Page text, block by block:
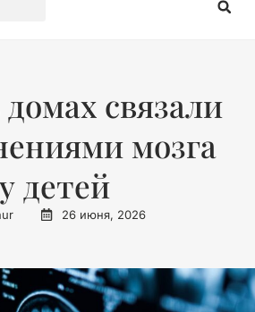
связали
мозга
у детей
26 июня, 2026